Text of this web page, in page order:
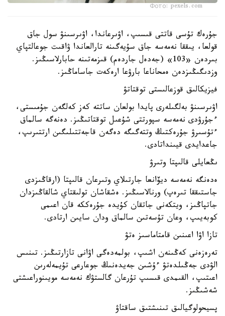
Фото: pexels.com
جۇرەك تۇسى قاتتى قىسىپ، اۋىرعاندا، اۋىرسىنۋ سول جاق
قولعا، يىققا نەمەسە جاق سۇيەگىنە تارالعاندا ۋاقىت جوعالتپاي
بىردەن «103» (جەدەل جاردەم) قىزمەتىنە حابارلاسىڭىز.
وزدىگىڭىزدەن ەمحاناعا بارۋعا ارەكەت جاساماڭىز.
فيزيكالىق قوزعالىستى توقتاتۋ
اۋىرسىنۋ بەلگىلەرى پايدا بولعان ساتتە كەز كەلگەن جۇمىستى،
ءجۇرۋدى نەمەسە سپورتتى شۇعىل توقتاتىڭىز. دەنەگە سالماق
ءتۇسىرۋ جۇرەكتىڭ وتتەگىگە دەگەن قاجەتتىلىگىن ارتتىرىپ،
جاعدايدى قيىنداتادى.
ىڭعايلى قالىپتا وتىرۋ
ەدەنگە نەمەسە ديۆانعا جارتىلاي وتىرعان قالىپتا (ارقاڭىزدى
جاستىققا تىرەپ) ورنالاسىڭىز. ەشقاشان تولىقتاي شالقاڭىزدان
جاتپاڭىز، ويتكەنى جاتقان كۇيدە جۇرەككە قان اعىمى
كوبەيىپ، وعان تۇسەتىن سالماق ودان سايىن ارتادى.
تازا اۋا اعىنىن قامتاماسىز ەتۋ
تەرەزەنى كەڭىنەن اشىپ، بولمەدەگى اۋانى تازارتىڭىز. تىنىس
الۋدى جەڭىلدەتۋ ءۇشىن جەيدەنىڭ جوعارعى تۇيمەلەرىن
اعىتىپ، القىمدى قىسىپ تۇرعان گالستۋك نەمەسە مويىنوراعىشتى
شەشىڭىز.
پسيحولوگيالىق تىنىشتىق ساقتاۋ